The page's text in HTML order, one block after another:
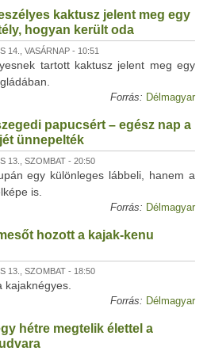
kaktusz jelent meg egy
hogyan került oda
14., VASÁRNAP - 10:51
tartott kaktusz jelent meg egy
Forrás: Délmagyar
papucsért – egész nap a
ünnepelték
13., SZOMBAT - 20:50
egy különleges lábbeli, hanem a
is.
Forrás: Délmagyar
hozott a kajak-kenu
13., SZOMBAT - 18:50
kajaknégyes.
Forrás: Délmagyar
hétre megtelik élettel a